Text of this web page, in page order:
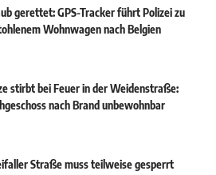
gerettet: GPS-Tracker führt Polizei zu
Wohnwagen nach Belgien
stirbt bei Feuer in der Weidenstraße:
nach Brand unbewohnbar
Straße muss teilweise gesperrt